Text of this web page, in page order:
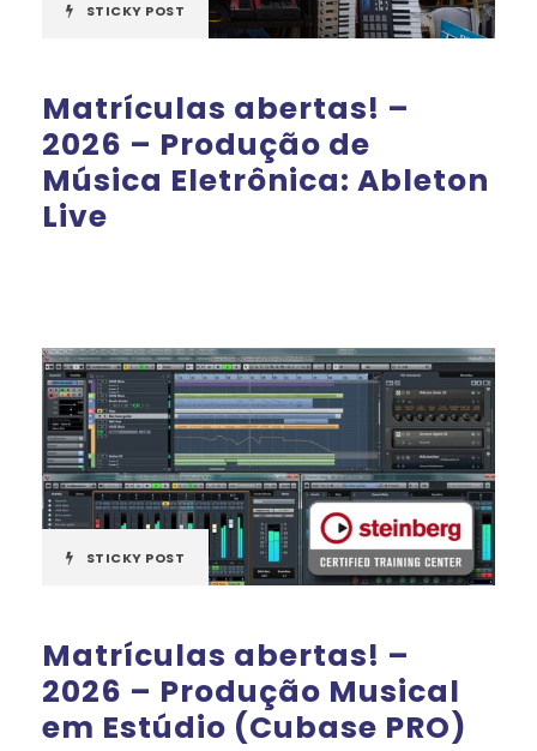
STICKY POST
Matrículas abertas! –
2026 – Produção de
Música Eletrônica: Ableton
Live
STICKY POST
Matrículas abertas! –
2026 – Produção Musical
em Estúdio (Cubase PRO)